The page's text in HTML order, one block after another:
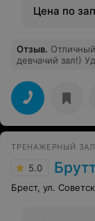
Цена по
Отзыв.
девчачий зал!)
вымуштрованы,
и готовы
радость
в Бресте и
выбор. Цены как
больше 4кг,
некоторые
и тренажерами.
ТРЕНАЖЕРНЫЙ ЗАЛ
5.0
Брест, ул.